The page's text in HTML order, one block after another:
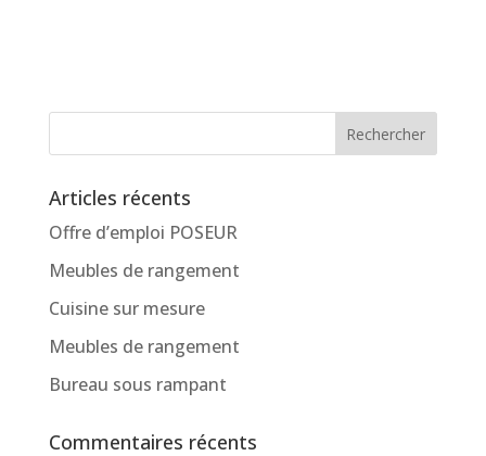
Articles récents
Offre d’emploi POSEUR
Meubles de rangement
Cuisine sur mesure
Meubles de rangement
Bureau sous rampant
Commentaires récents